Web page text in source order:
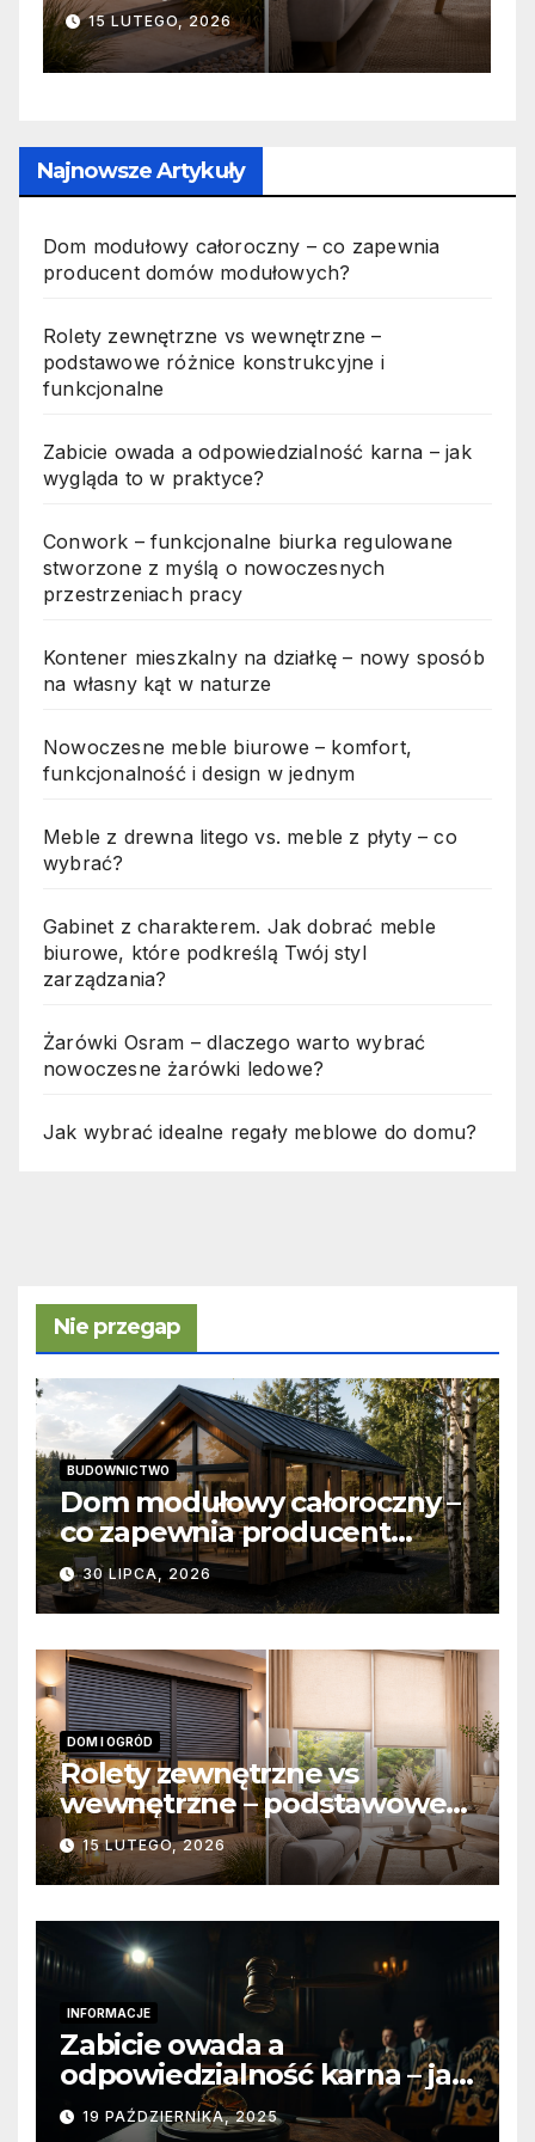
jak wygląda to w praktyce?
19 PAŹDZIERNIKA, 2025
Najnowsze Artykuły
Dom modułowy całoroczny – co zapewnia
producent domów modułowych?
Rolety zewnętrzne vs wewnętrzne –
podstawowe różnice konstrukcyjne i
funkcjonalne
Zabicie owada a odpowiedzialność karna – jak
wygląda to w praktyce?
Conwork – funkcjonalne biurka regulowane
stworzone z myślą o nowoczesnych
przestrzeniach pracy
Kontener mieszkalny na działkę – nowy sposób
na własny kąt w naturze
Nowoczesne meble biurowe – komfort,
funkcjonalność i design w jednym
Meble z drewna litego vs. meble z płyty – co
wybrać?
Gabinet z charakterem. Jak dobrać meble
biurowe, które podkreślą Twój styl
zarządzania?
Żarówki Osram – dlaczego warto wybrać
nowoczesne żarówki ledowe?
Jak wybrać idealne regały meblowe do domu?
Nie przegap
BUDOWNICTWO
Dom modułowy całoroczny –
co zapewnia producent
domów modułowych?
30 LIPCA, 2026
DOM I OGRÓD
Rolety zewnętrzne vs
wewnętrzne – podstawowe
różnice konstrukcyjne i
funkcjonalne
15 LUTEGO, 2026
INFORMACJE
Zabicie owada a
odpowiedzialność karna – jak
wygląda to w praktyce?
19 PAŹDZIERNIKA, 2025